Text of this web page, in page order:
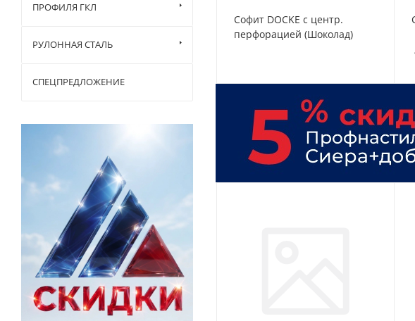
Софит DOCKE с центр.
перфорацией (Шоколад)
ПРОФИЛЯ ГКЛ
РУЛОННАЯ СТАЛЬ
СПЕЦПРЕДЛОЖЕНИЕ